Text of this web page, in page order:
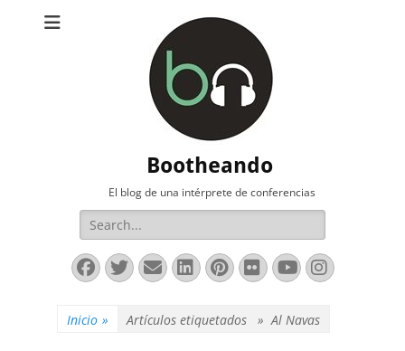
Bootheando
El blog de una intérprete de conferencias
Buscar:
Facebook
Twitter
Correo
electrónico
LinkedIn
Pinterest
FlickrYouTube
Inicio » Artículos etiquetados »Al Navas